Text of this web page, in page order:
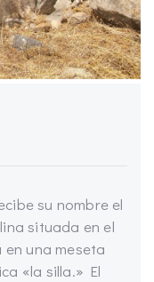
su nombre el
situada en el
una meseta
«la silla.» El